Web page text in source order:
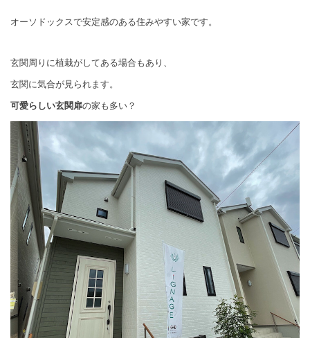
オーソドックスで安定感のある住みやすい家です。
玄関周りに植栽がしてある場合もあり、
玄関に気合が見られます。
可愛らしい玄関扉の家も多い？